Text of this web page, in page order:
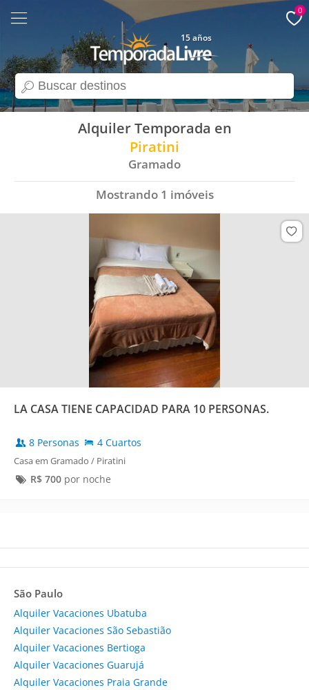
search
15 años
0
Alquiler Temporada en
Piratini
Gramado
Mostrando 1 imóveis
LA CASA TIENE CAPACIDAD PARA 10 PERSONAS.
8 Personas 4 Cuartos
Casa em Gramado / Piratini
R$ 700por noche
São Paulo
Alquiler Vacaciones Ubatuba
Alquiler Vacaciones São Sebastião
Alquiler Vacaciones Bertioga
Alquiler Vacaciones Guarujá
Alquiler Vacaciones Praia Grande